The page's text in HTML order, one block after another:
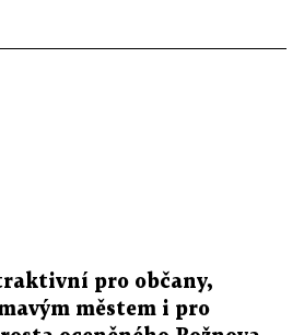
pro občany,
městem i pro